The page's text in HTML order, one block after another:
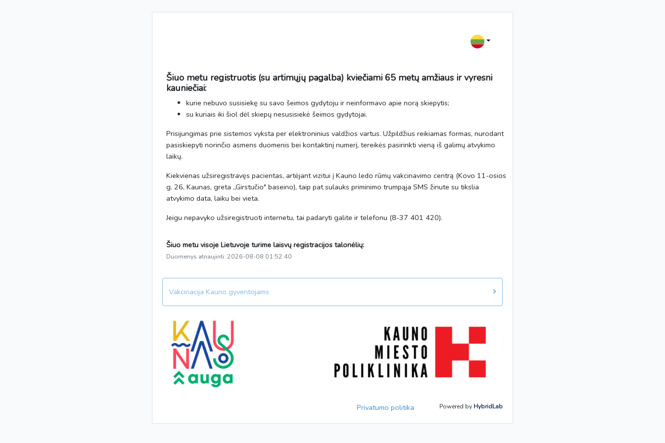
Šiuo metu registruotis (su artimųjų pagalba) kviečiami 65 metų amžiaus ir vyresni
kauniečiai:
kurie nebuvo susisiekę su savo šeimos gydytoju ir neinformavo apie norą skiepytis;
su kuriais iki šiol dėl skiepų nesusisiekė šeimos gydytojai.
Prisijungimas prie sistemos vyksta per elektroninius valdžios vartus. Užpildžius reikiamas formas, nurodant
pasiskiepyti norinčio asmens duomenis bei kontaktinį numerį, tereikės pasirinkti vieną iš galimų atvykimo
laikų.
Kiekvienas užsiregistravęs pacientas, artėjant vizitui į Kauno ledo rūmų vakcinavimo centrą (Kovo 11-osios
g. 26, Kaunas, greta „Girstučio" baseino), taip pat sulauks priminimo trumpąja SMS žinute su tikslia
atvykimo data, laiku bei vieta.
Jeigu nepavyko užsiregistruoti internetu, tai padaryti galite ir telefonu (8-37 401 420).
Šiuo metu visoje Lietuvoje turime laisvų registracijos talonėlių:
Duomenys atnaujinti: 2026-08-08 01:52:40
Vakcinacija Kauno gyventojams
Privatumo politika Powered by HybridLab